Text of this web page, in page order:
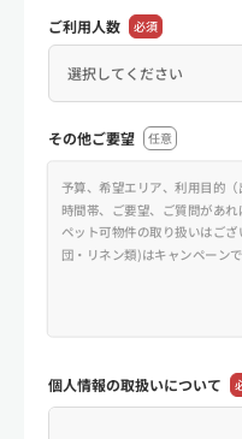
ご利用人数 必須
その他ご要望 任意
個人情報の取扱いについて